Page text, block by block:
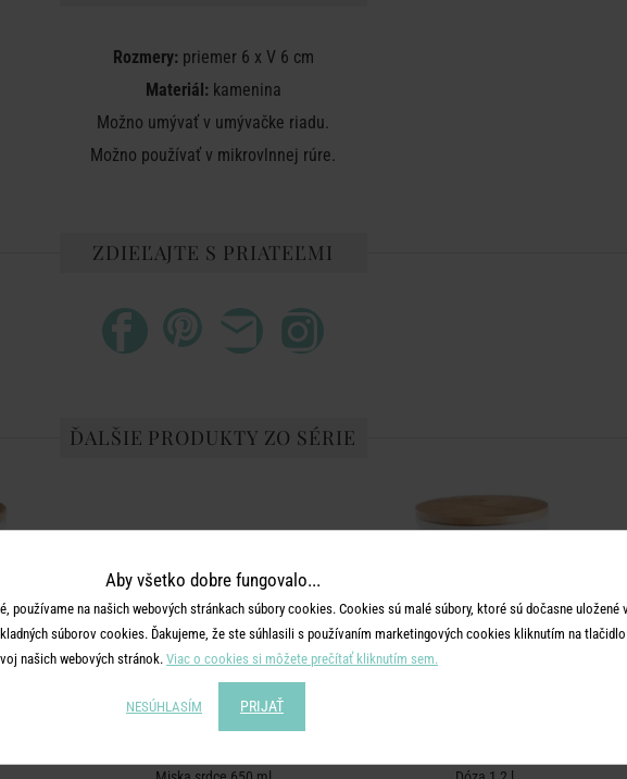
Rozmery:priemer 6 x V 6 cm
Materiál:kamenina
Možno umývať v umývačke riadu.
Možno používať v mikrovlnnej rúre.
ZDIEĽAJTE S PRIATEĽMI
ĎALŠIE PRODUKTY ZO SÉRIE
Aby všetko dobre fungovalo...
používame na našich webových stránkach súbory cookies. Cookies sú malé súbory, ktoré sú dočasne uložené
súborov cookies. Ďakujeme, že ste súhlasili s používaním marketingových cookies kliknutím na
našich webových stránok. Viac o cookies si môžete prečítať kliknutím sem.
NESÚHLASÍM PRIJAŤ